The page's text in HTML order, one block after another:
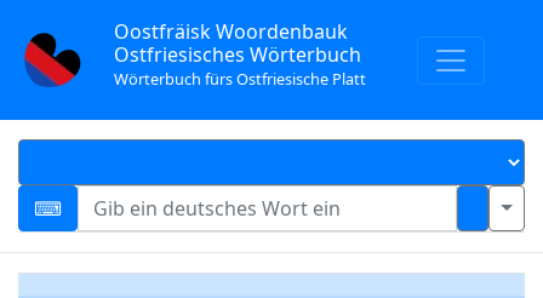
Oostfräisk Woordenbauk
Ostfriesisches Wörterbuch
Wörterbuch fürs Ostfriesische Platt